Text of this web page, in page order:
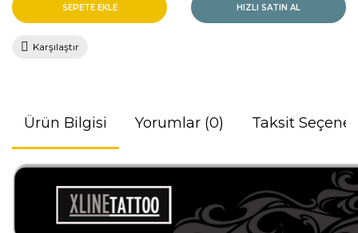
SEPETE EKLE HIZLI SATIN AL
Karşılaştır
Ürün Bilgisi Yorumlar (0) Taksit